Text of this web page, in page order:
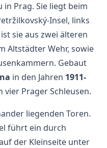
Prag. Sie liegt beim
Insel, links
sie aus zwei älteren
Altstädter Wehr, sowie
Gebaut
in den Jahren 1911-
vier Prager Schleusen.
liegenden Toren.
führt ein durch
der Kleinseite unter